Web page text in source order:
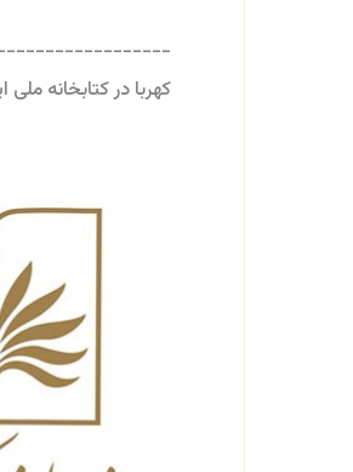
کهربا در کتابخانه ملی